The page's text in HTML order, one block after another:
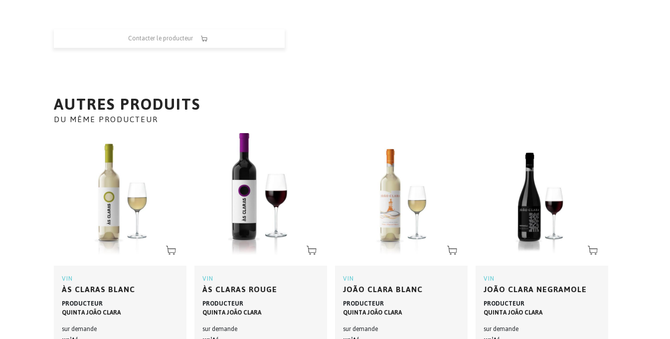
Contacter le producteur
AUTRES PRODUITS
DU MÊME PRODUCTEUR
VIN
ÀS CLARAS BLANC
PRODUCTEUR
QUINTA JOÃO CLARA
sur demande
VIN
ÀS CLARAS ROUGE
PRODUCTEUR
QUINTA JOÃO CLARA
sur demande
VIN
JOÃO CLARA BLANC
PRODUCTEUR
QUINTA JOÃO CLARA
sur demande
VIN
JOÃO CLARA NEGRAMOLE
PRODUCTEUR
QUINTA JOÃO CLARA
sur demande